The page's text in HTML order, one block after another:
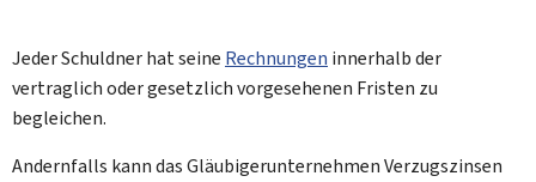
Jeder Schuldner hat seine Rechnungen innerhalb der
vertraglich oder gesetzlich vorgesehenen Fristen zu
begleichen.
Andernfalls kann das Gläubigerunternehmen Verzugszinsen